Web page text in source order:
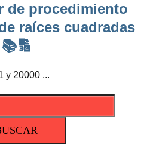
de procedimiento
raíces cuadradas
📚🔢
y 20000 ...